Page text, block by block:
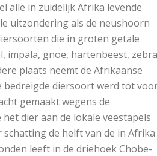
alle in zuidelijk Afrika levende
uitzondering als de neushoorn
die in groten getale
impala, gnoe, hartenbeest, zebra
plaats neemt de Afrikaanse
bedreigde diersoort werd tot
gemaakt wegens de
het dier aan de lokale veestapels
de helft van de in Afrika
leeft in de driehoek Chobe-